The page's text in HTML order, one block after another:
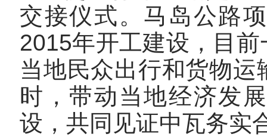
交接仪式。马岛公路
2015年开工建设，目
当地民众出行和货物
时，带动当地经济发
设，共同见证中瓦务实